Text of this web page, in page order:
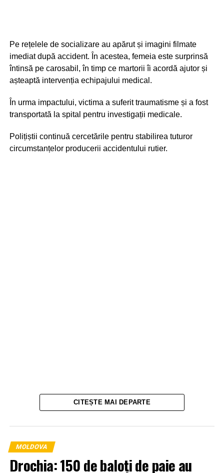
Pe rețelele de socializare au apărut și imagini filmate
imediat după accident. În acestea, femeia este surprinsă
întinsă pe carosabil, în timp ce martorii îi acordă ajutor și
așteaptă intervenția echipajului medical.
În urma impactului, victima a suferit traumatisme și a fost
transportată la spital pentru investigații medicale.
Polițiștii continuă cercetările pentru stabilirea tuturor
circumstanțelor producerii accidentului rutier.
CITEȘTE MAI DEPARTE
MOLDOVA
Drochia: 150 de baloți de paie au